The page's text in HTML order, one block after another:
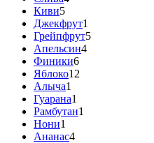
Киви5
Джекфрут1
Грейпфрут5
Апельсин4
Финики6
Яблоко12
Алыча1
Гуарана1
Рамбутан1
Нони1
Ананас4